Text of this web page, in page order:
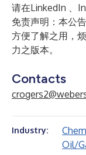
请在LinkedIn 、
免责声明：本公
方便了解之用，
力之版本。
Contacts
Industry:
Oil/